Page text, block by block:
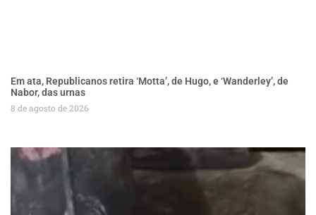
Em ata, Republicanos retira ‘Motta’, de Hugo, e ‘Wanderley’, de
Nabor, das urnas
8 de agosto de 2026